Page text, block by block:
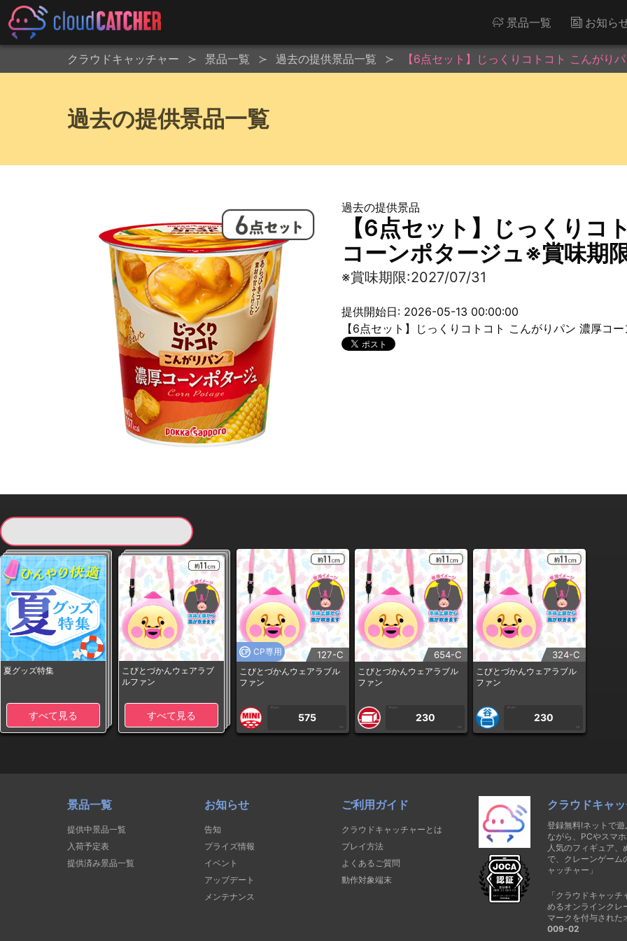
景品一覧 お知ら
クラウドキャッチャー 景品一覧 過去の提供景品一覧 【6点セット】じっくりコトコト こんが
過去の提供景品一覧
過去の提供景品
【6点セット】じっくりコ
コーンポタージュ※賞味期
※賞味期限:2027/07/31
提供開始日: 2026-05-13 00:00:00
【6点セット】じっくりコトコト こんがりパン 濃厚コ
夏グッズ特集
すべて見る
こびとづかんウェアラブ
ルファン
すべて見る
CP専用 127-C
こびとづかんウェアラブル
ファン
1PLAY
575
CP
654-C
こびとづかんウェアラブル
ファン
1PLAY
230
CP
324-C
こびとづかんウェアラブル
ファン
1PLAY
230
CP
景品一覧
提供中景品一覧
入荷予定表
提供済み景品一覧
お知らせ
告知
プライズ情報
イベント
アップデート
メンテナンス
ご利用ガイド
クラウドキャッチャーとは
プレイ方法
よくあるご質問
動作対象端末
クラウドキャ
登録無料!ネットで
ながら、PCやスマ
人気のフィギュア
で、クレーンゲーム
ャッチャー」
「クラウドキャッ
めるオンラインクレ
マークを付与された
009-02